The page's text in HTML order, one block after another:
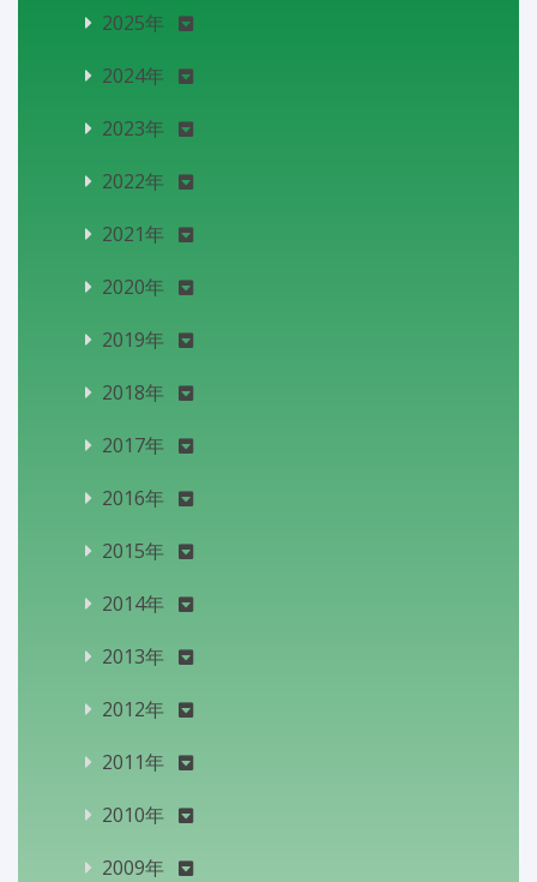
2025年
2024年
2023年
2022年
2021年
2020年
2019年
2018年
2017年
2016年
2015年
2014年
2013年
2012年
2011年
2010年
2009年